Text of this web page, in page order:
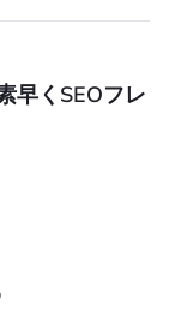
早くSEOフレ